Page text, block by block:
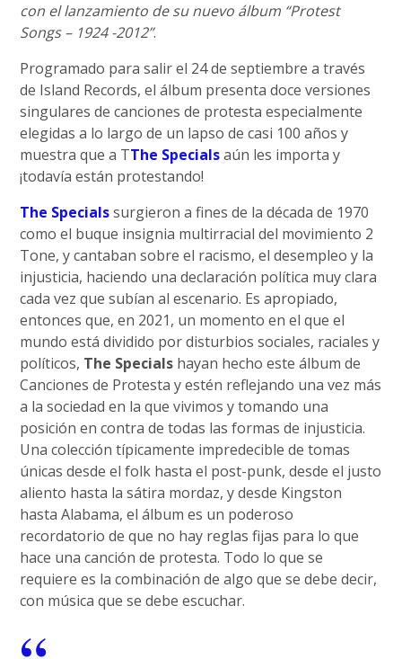
con el lanzamiento de su nuevo álbum “Protest
Songs – 1924 -2012”.
Programado para salir el 24 de septiembre a través
de Island Records, el álbum presenta doce versiones
singulares de canciones de protesta especialmente
elegidas a lo largo de un lapso de casi 100 años y
muestra que a TThe Specialsaún les importa y
¡todavía están protestando!
The Specialssurgieron a fines de la década de 1970
como el buque insignia multirracial del movimiento 2
Tone, y cantaban sobre el racismo, el desempleo y la
injusticia, haciendo una declaración política muy clara
cada vez que subían al escenario. Es apropiado,
entonces que, en 2021, un momento en el que el
mundo está dividido por disturbios sociales, raciales y
políticos, The Specials hayan hecho este álbum de
Canciones de Protesta y estén reflejando una vez más
a la sociedad en la que vivimos y tomando una
posición en contra de todas las formas de injusticia.
Una colección típicamente impredecible de tomas
únicas desde el folk hasta el post-punk, desde el justo
aliento hasta la sátira mordaz, y desde Kingston
hasta Alabama, el álbum es un poderoso
recordatorio de que no hay reglas fijas para lo que
hace una canción de protesta. Todo lo que se
requiere es la combinación de algo que se debe decir,
con música que se debe escuchar.